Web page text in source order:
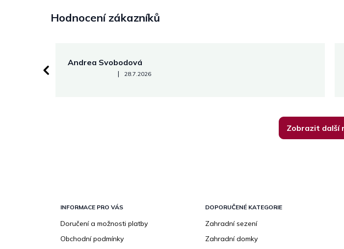
Hodnocení zákazníků
Andrea Svobodová
Hodnocení obchodu je 5 z 5 hvězdiček.
| 28.7.2026
Zobrazit další
INFORMACE PRO VÁS
Doručení a možnosti platby
Obchodní podmínky
DOPORUČENÉ KATEGORIE
Zahradní sezení
Zahradní domky